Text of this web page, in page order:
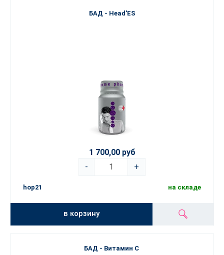
БАД - Head'ES
1 700,00 руб
-
+
hop21 на складе
в корзину
БАД - Витамин C